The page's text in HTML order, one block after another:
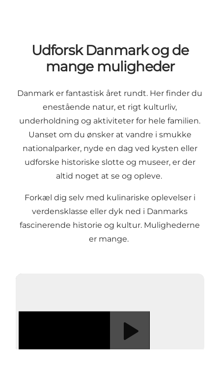
Udforsk Danmark og de
mange muligheder
Danmark er fantastisk året rundt. Her finder du
enestående natur, et rigt kulturliv,
underholdning og aktiviteter for hele familien.
Uanset om du ønsker at vandre i smukke
nationalparker, nyde en dag ved kysten eller
udforske historiske slotte og museer, er der
altid noget at se og opleve.
Forkæl dig selv med kulinariske oplevelser i
verdensklasse eller dyk ned i Danmarks
fascinerende historie og kultur. Mulighederne
er mange.